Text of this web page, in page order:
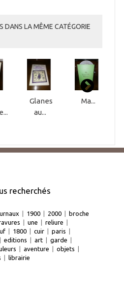
DANS LA MÊME CATÉGORIE
Glanes
au...
Ma...
recherchés
1900 2000
broche
une reliure
1800 cuir paris
editions art garde
aventure objets
librairie